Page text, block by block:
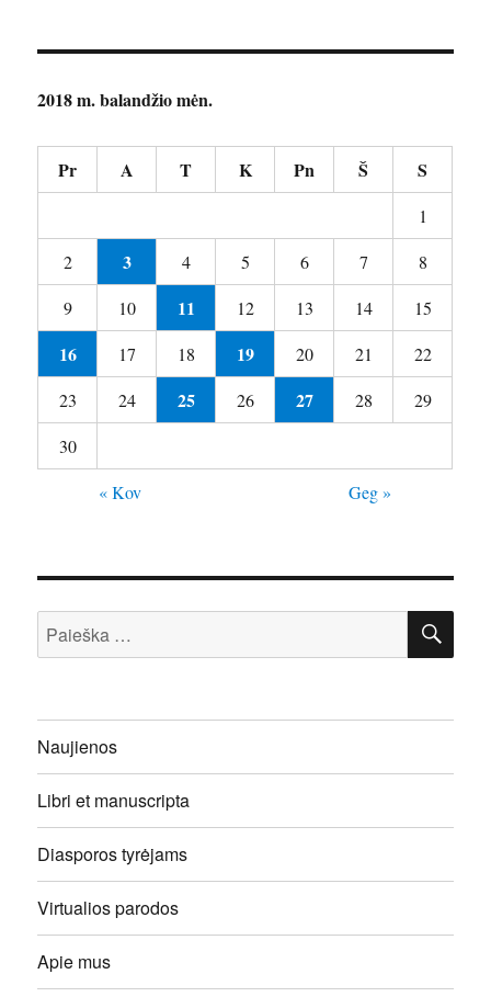
2018 m. balandžio mėn.
Pr A T K Pn Š S
1
2
3 4 5 6 7
8
9
10 11 12 13 14 15
16 17 18 19 20 21
22
23
24 25 26 27 28
29
30
« Kov
Geg »
Ieškoti:
Naujienos
Libri et manuscripta
Diasporos tyrėjams
Virtualios parodos
Apie mus